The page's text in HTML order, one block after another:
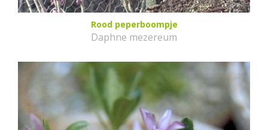
Rood peperboompje
Daphne mezereum